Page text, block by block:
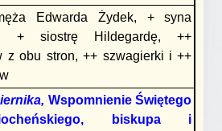
Edwarda Żydek, + syna
+ siostrę Hildegardę, ++
z obu stron, ++ szwagierki i ++
Wspomnienie Świętego
biskupa i